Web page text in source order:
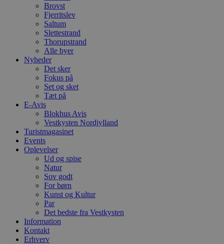
Brovst
Fjerritslev
Saltum
Slettestrand
Thorupstrand
Alle byer
Nyheder
Det sker
Fokus på
Set og sket
Tæt på
E-Avis
Blokhus Avis
Vestkysten Nordjylland
Turistmagasinet
Events
Oplevelser
Ud og spise
Natur
Sov godt
For børn
Kunst og Kultur
Par
Det bedste fra Vestkysten
Information
Kontakt
Erhverv